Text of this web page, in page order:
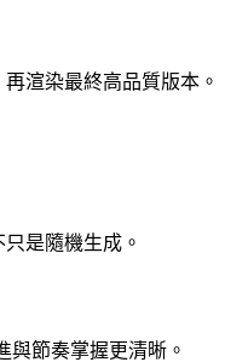
渲染最終高品質版本。
是隨機生成。
與節奏掌握更清晰。